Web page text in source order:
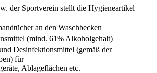
der Sportverein stellt die Hygieneartikel
an den Waschbecken
(mind. 61% Alkoholgehalt)
Desinfektionsmittel (gemäß der
für
Ablageflächen etc.